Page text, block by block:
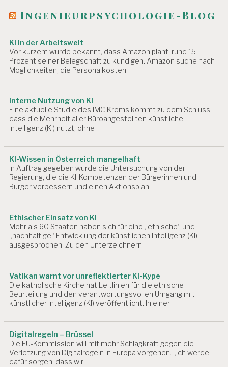
Ingenieurpsychologie-Blog
KI in der Arbeitswelt
Vor kurzem wurde bekannt, dass Amazon plant, rund 15
Prozent seiner Belegschaft zu kündigen. Amazon suche nach
Möglichkeiten, die Personalkosten
Interne Nutzung von KI
Eine aktuelle Studie des IMC Krems kommt zu dem Schluss,
dass die Mehrheit aller Büroangestellten künstliche
Intelligenz (KI) nutzt, ohne
KI-Wissen in Österreich mangelhaft
In Auftrag gegeben wurde die Untersuchung von der
Regierung, die die KI-Kompetenzen der Bürgerinnen und
Bürger verbessern und einen Aktionsplan
Ethischer Einsatz von KI
Mehr als 60 Staaten haben sich für eine „ethische“ und
„nachhaltige“ Entwicklung der künstlichen Intelligenz (KI)
ausgesprochen. Zu den Unterzeichnern
Vatikan warnt vor unreflektierter KI-Kype
Die katholische Kirche hat Leitlinien für die ethische
Beurteilung und den verantwortungsvollen Umgang mit
künstlicher Intelligenz (KI) veröffentlicht. In einer
Digitalregeln – Brüssel
Die EU-Kommission will mit mehr Schlagkraft gegen die
Verletzung von Digitalregeln in Europa vorgehen. „Ich werde
dafür sorgen, dass wir